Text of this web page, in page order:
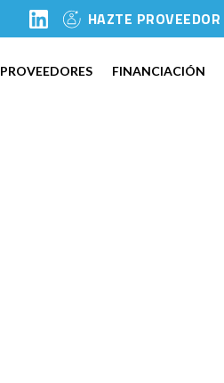
HAZTE PROVEEDOR
PROVEEDORES FINANCIACIÓN